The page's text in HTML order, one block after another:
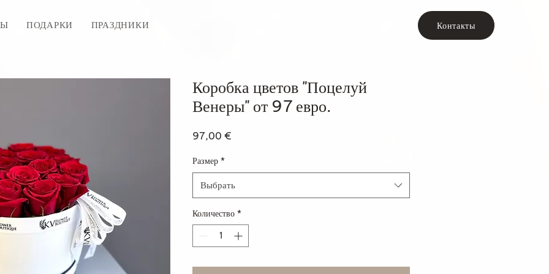
ПОДАРКИ ПРАЗДНИКИ Контакты
Коробка цветов "Поцелуй
Венеры" от 97 евро.
97,00 €
Размер *
Выбрать
Количество *